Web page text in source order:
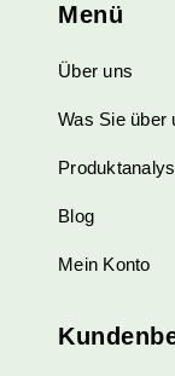
Menü
Über uns
Was Sie über
Blog
Mein Konto